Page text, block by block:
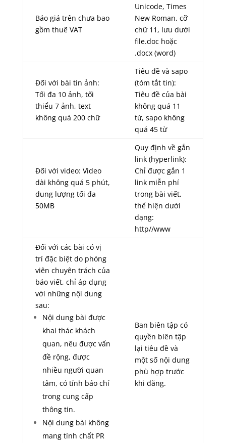
Báo giá trên chưa bao
gồm thuế VAT
Unicode, Times
New Roman, cỡ
chữ 11, lưu dưới
file.doc hoặc
.docx (word)
Đối với bài tin ảnh:
Tối đa 10 ảnh, tối
thiểu 7 ảnh, text
không quá 200 chữ
Tiêu đề và sapo
(tóm tắt tin):
Tiêu đề của bài
không quá 11
từ, sapo không
quá 45 từ
Đối với video: Video
dài không quá 5 phút,
dung lượng tối đa
50MB
Quy định về gắn
link (hyperlink):
Chỉ được gắn 1
link miễn phí
trong bài viết,
thể hiện dưới
dạng:
http//www
Đối với các bài có vị
trí đặc biệt do phóng
viên chuyên trách của
báo viết, chỉ áp dụng
với những nội dung
sau:
Nội dung bài được
khai thác khách
quan, nêu được vấn
đề rộng, được
nhiều người quan
tâm, có tính báo chí
trong cung cấp
thông tin.
Nội dung bài không
mang tính chất PR
Ban biên tập có
quyền biên tập
lại tiêu đề và
một số nội dung
phù hợp trước
khi đăng.